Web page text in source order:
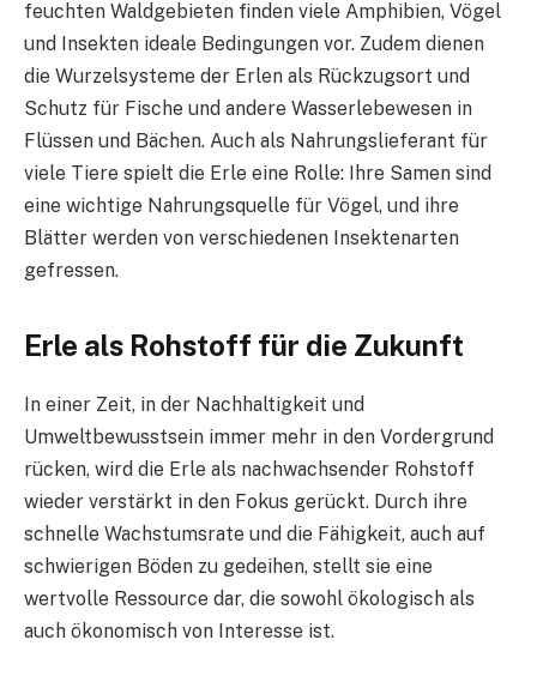
feuchten Waldgebieten finden viele Amphibien, Vögel
und Insekten ideale Bedingungen vor. Zudem dienen
die Wurzelsysteme der Erlen als Rückzugsort und
Schutz für Fische und andere Wasserlebewesen in
Flüssen und Bächen. Auch als Nahrungslieferant für
viele Tiere spielt die Erle eine Rolle: Ihre Samen sind
eine wichtige Nahrungsquelle für Vögel, und ihre
Blätter werden von verschiedenen Insektenarten
gefressen.
Erle als Rohstoff für die Zukunft
In einer Zeit, in der Nachhaltigkeit und
Umweltbewusstsein immer mehr in den Vordergrund
rücken, wird die Erle als nachwachsender Rohstoff
wieder verstärkt in den Fokus gerückt. Durch ihre
schnelle Wachstumsrate und die Fähigkeit, auch auf
schwierigen Böden zu gedeihen, stellt sie eine
wertvolle Ressource dar, die sowohl ökologisch als
auch ökonomisch von Interesse ist.